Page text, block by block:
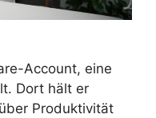
Account, eine
Dort hält er
Produktivität